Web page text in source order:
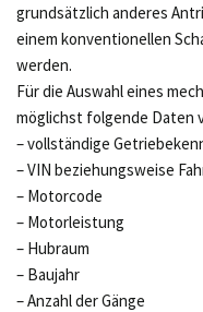
grundsätzlich anderes
einem konventionellen
werden.
Für die Auswahl eines
möglichst folgende Daten
– vollständige
– VIN beziehungsweise
– Motorcode
– Motorleistung
– Hubraum
– Baujahr
– Anzahl der Gänge